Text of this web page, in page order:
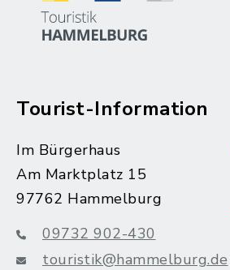
Tourist-Information
Im Bürgerhaus
Am Marktplatz 15
97762 Hammelburg
09732 902-430
touristik@hammelburg.de